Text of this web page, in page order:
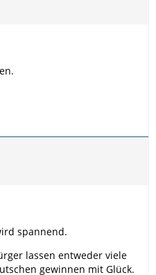
spannend.
lassen entweder viele
gewinnen mit Glück.